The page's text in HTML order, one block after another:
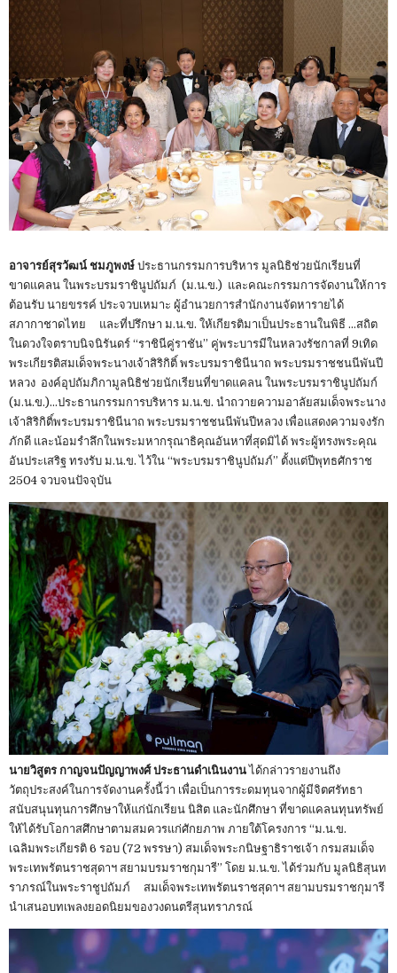
อาจารย์สุรวัฒน์ ชมภูพงษ์ ประธานกรรมการบริหาร มูลนิธิช่วยนักเรียนที่
ขาดแคลน ในพระบรมราชินูปถัมภ์ (ม.น.ข.) และคณะกรรมการจัดงานให้การ
ต้อนรับ นายขรรค์ ประจวบเหมาะ ผู้อำนวยการสำนักงานจัดหารายได้
สภากาชาดไทย และที่ปรึกษา ม.น.ข. ให้เกียรติมาเป็นประธานในพิธี …สถิต
ในดวงใจตราบนิจนิรันดร์ “ราชินีคู่ราชัน” คู่พระบารมีในหลวงรัชกาลที่ 9เทิด
พระเกียรติสมเด็จพระนางเจ้าสิริกิติ์ พระบรมราชินีนาถ พระบรมราชชนนีพันปี
หลวง องค์อุปถัมภิกามูลนิธิช่วยนักเรียนที่ขาดแคลน ในพระบรมราชินูปถัมก์
(ม.น.ข.)…ประธานกรรมการบริหาร ม.น.ข. นำถวายความอาลัยสมเด็จพระนาง
เจ้าสิริกิติ์พระบรมราชินีนาถ พระบรมราชชนนีพันปีหลวง เพื่อแสดงความจงรัก
ภักดี และน้อมรำลึกในพระมหากรุณาธิคุณอันหาที่สุดมิได้ พระผู้ทรงพระคุณ
อันประเสริฐ ทรงรับ ม.น.ข. ไว้ใน “พระบรมราชินูปถัมภ์” ตั้งแต่ปีพุทธศักราช
2504 จวบจนปัจจุบัน
นายวิสูตร กาญจนปัญญาพงศ์ ประธานดําเนินงานได้กล่าวรายงานถึง
วัตถุประสงค์ในการจัดงานครั้งนี้ว่า เพื่อเป็นการระดมทุนจากผู้มีจิตศรัทธา
สนับสนุนทุนการศึกษาให้แก่นักเรียน นิสิต และนักศึกษา ที่ขาดแคลนทุนทรัพย์
ให้ได้รับโอกาสศึกษาตามสมควรแก่ศักยภาพ ภายใต้โครงการ “ม.น.ข.
เฉลิมพระเกียรติ 6 รอบ (72 พรรษา) สมเด็จพระกนิษฐาธิราชเจ้า กรมสมเด็จ
พระเทพรัตนราชสุดาฯ สยามบรมราชกุมารี” โดย ม.น.ข. ได้ร่วมกับ มูลนิธิสุนท
ราภรณ์ในพระราชูปถัมภ์ สมเด็จพระเทพรัตนราชสุดาฯ สยามบรมราชกุมารี
นําเสนอบทเพลงยอดนิยมของวงดนตรีสุนทราภรณ์